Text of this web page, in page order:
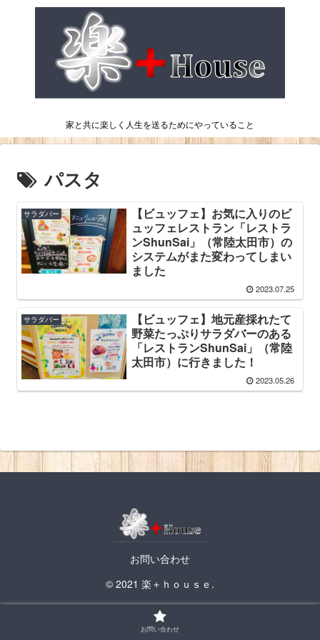
家と共に楽しく人生を送るためにやっていること
パスタ
サラダバー
【ビュッフェ】お気に入りのビ
ュッフェレストラン「レストラ
ンShunSai」（常陸太田市）の
システムがまた変わってしまい
ました
2023.07.25
サラダバー
【ビュッフェ】地元産採れたて
野菜たっぷりサラダバーのある
「レストランShunSai」（常陸
太田市）に行きました！
2023.05.26
お問い合わせ
© 2021 楽＋ｈｏｕｓｅ.
お問い合わせ